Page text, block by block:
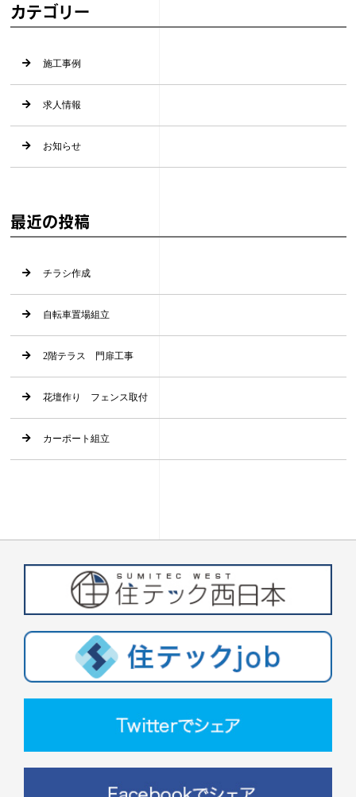
カテゴリー
施工事例
求人情報
お知らせ
最近の投稿
チラシ作成
自転車置場組立
2階テラス 門扉工事
花壇作り フェンス取付
カーポート組立